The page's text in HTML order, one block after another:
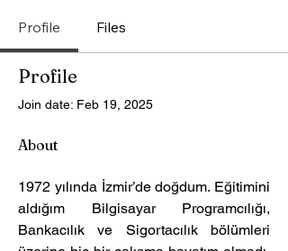
Profile Files
Profile
Join date: Feb 19, 2025
About
1972 yılında İzmir’de doğdum. Eğitimini
aldığım Bilgisayar Programcılığı,
Bankacılık ve Sigortacılık bölümleri